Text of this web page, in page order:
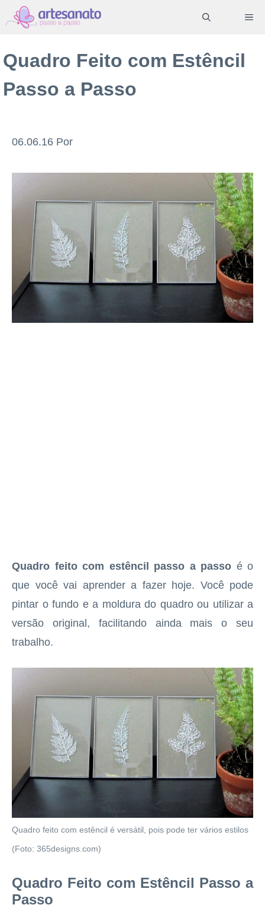
Pular
para
conteúdo
Quadro Feito com Estêncil
Passo a Passo
06.06.16 Por
Quadro feito com estêncil passo a passo é o
que você vai aprender a fazer hoje. Você pode
pintar o fundo e a moldura do quadro ou utilizar a
versão original, facilitando ainda mais o seu
trabalho.
Quadro feito com estêncil é versátil, pois pode ter vários estilos
(Foto: 365designs.com)
Quadro Feito com Estêncil Passo a
Passo